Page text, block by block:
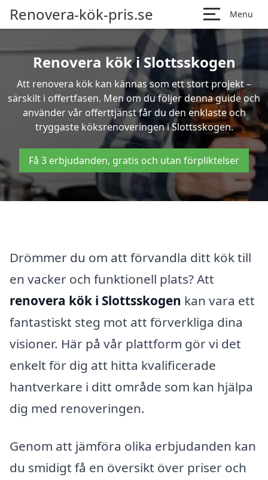
Renovera-kök-pris.se Menu
Renovera kök i Slottsskogen
Att renovera kök kan kännas som ett stort projekt –
särskilt i offertfasen. Men om du följer denna guide och
använder vår offerttjänst får du den enklaste och
tryggaste köksrenoveringen i Slottsskogen.
Få 3 erbjudanden, gratis och utan förpliktelser
Drömmer du om att förvandla ditt kök till
en vacker och funktionell plats? Att
renovera kök i Slottsskogen kan vara ett
fantastiskt steg mot att förverkliga dina
visioner. Här på vår plattform gör vi det
enkelt för dig att hitta kvalificerade
hantverkare i ditt område som kan hjälpa
dig med renoveringen.
Genom att jämföra olika erbjudanden kan
du smidigt få en översikt över priser och